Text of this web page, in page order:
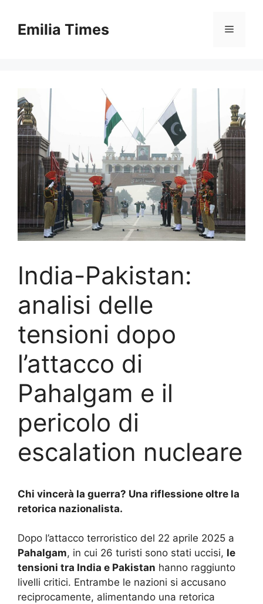
contentEmilia Times Menu
India-Pakistan:
analisi delle
tensioni dopo
l’attacco di
Pahalgam e il
pericolo di
escalation nucleare
Chi vincerà la guerra? Una riflessione oltre la
retorica nazionalista.
Dopo l’attacco terroristico del 22 aprile 2025 a
Pahalgam, in cui 26 turisti sono stati uccisi, le
tensioni tra India e Pakistan hanno raggiunto
livelli critici. Entrambe le nazioni si accusano
reciprocamente, alimentando una retorica